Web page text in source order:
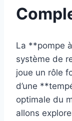
La **pompe
système de
joue un rôle
d’une
optimale du
allons